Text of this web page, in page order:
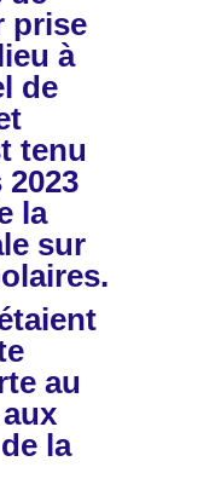
prise
à
de
tenu
la
sur
au
la